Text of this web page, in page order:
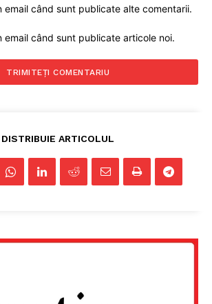
email când sunt publicate alte comentarii.
email când sunt publicate articole noi.
DISTRIBUIE ARTICOLUL